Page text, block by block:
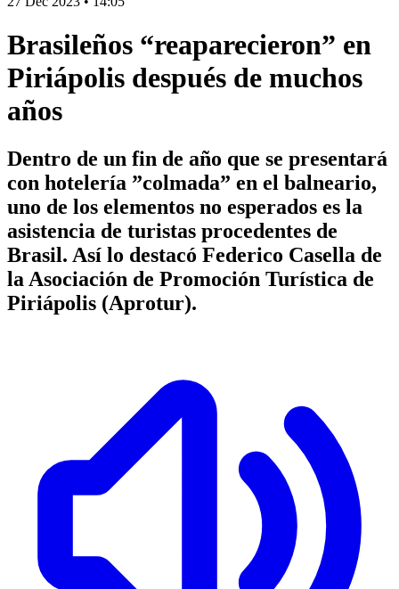
Brasileños “reaparecieron” en
Piriápolis después de muchos
años
Dentro de un fin de año que se presentará
con hotelería ”colmada” en el balneario,
uno de los elementos no esperados es la
asistencia de turistas procedentes de
Brasil. Así lo destacó Federico Casella de
la Asociación de Promoción Turística de
Piriápolis (Aprotur).